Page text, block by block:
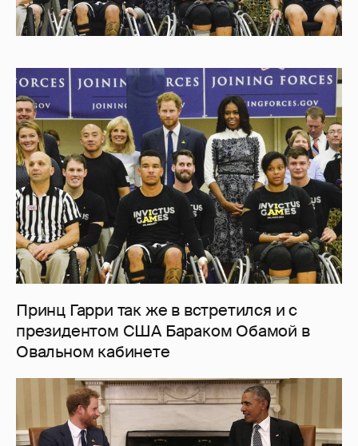
Принц Гарри так же в встретился и с
президентом США Бараком Обамой в
Овальном кабинете